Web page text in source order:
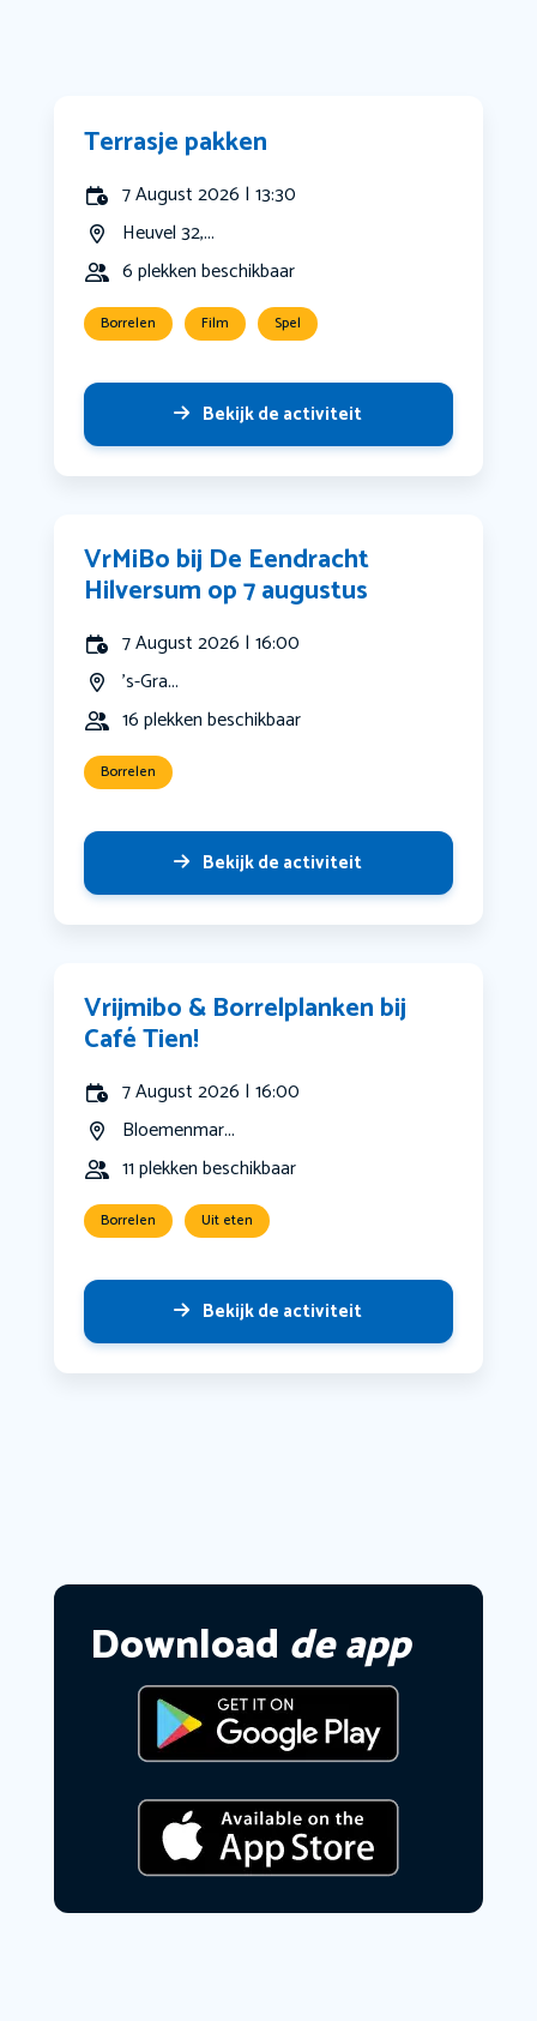
Terrasje pakken
7 August 2026 | 13:30
Heuvel 32,...
6 plekken beschikbaar
Borrelen Film Spel
Bekijk de activiteit
VrMiBo bij De Eendracht
Hilversum op 7 augustus
7 August 2026 | 16:00
's-Gra...
16 plekken beschikbaar
Borrelen
Bekijk de activiteit
Vrijmibo & Borrelplanken bij
Café Tien!
7 August 2026 | 16:00
Bloemenmar...
11 plekken beschikbaar
Borrelen Uit eten
Bekijk de activiteit
Download de app